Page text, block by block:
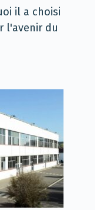
il a choisi
l'avenir du